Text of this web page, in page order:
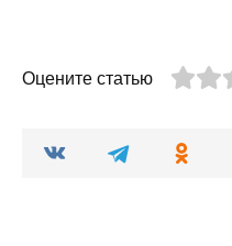
Оцените статью